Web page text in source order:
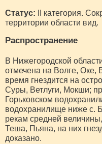
Статус: II категория.
территории области вид.
Распространение
В Нижегородской
отмечена на Волге, Оке,
время гнездится на
Суры, Ветлуги, Мокши;
Горьковском
водохранилище ниже с.
рекам средней
Теша, Пьяна, на них
доказано.